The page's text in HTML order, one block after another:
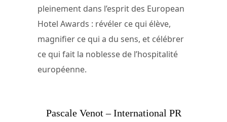
pleinement dans l’esprit des European
Hotel Awards : révéler ce qui élève,
magnifier ce qui a du sens, et célébrer
ce qui fait la noblesse de l’hospitalité
européenne.
Pascale Venot – International PR